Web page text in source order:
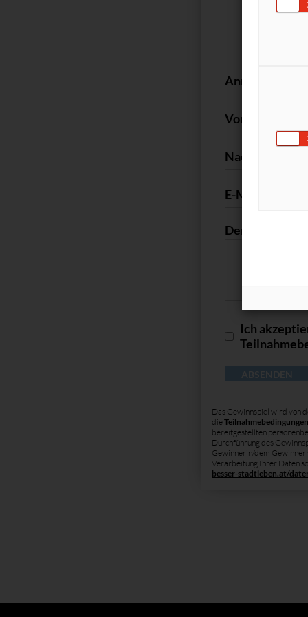
Anrede*
Vorname*
Nachname*
E-Mail*
Der gesuchte
Ich
Das Gewinnspiel wird von
die
bereitgestellten
Durchführung des
Gewinnerin/dem
Verarbeitung Ihrer Daten
besser-stadtleben.at/